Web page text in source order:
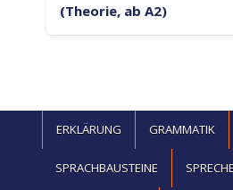
(Theorie, ab A2)
ERKLÄRUNG GRAMMATIK
SPRACHBAUSTEINE